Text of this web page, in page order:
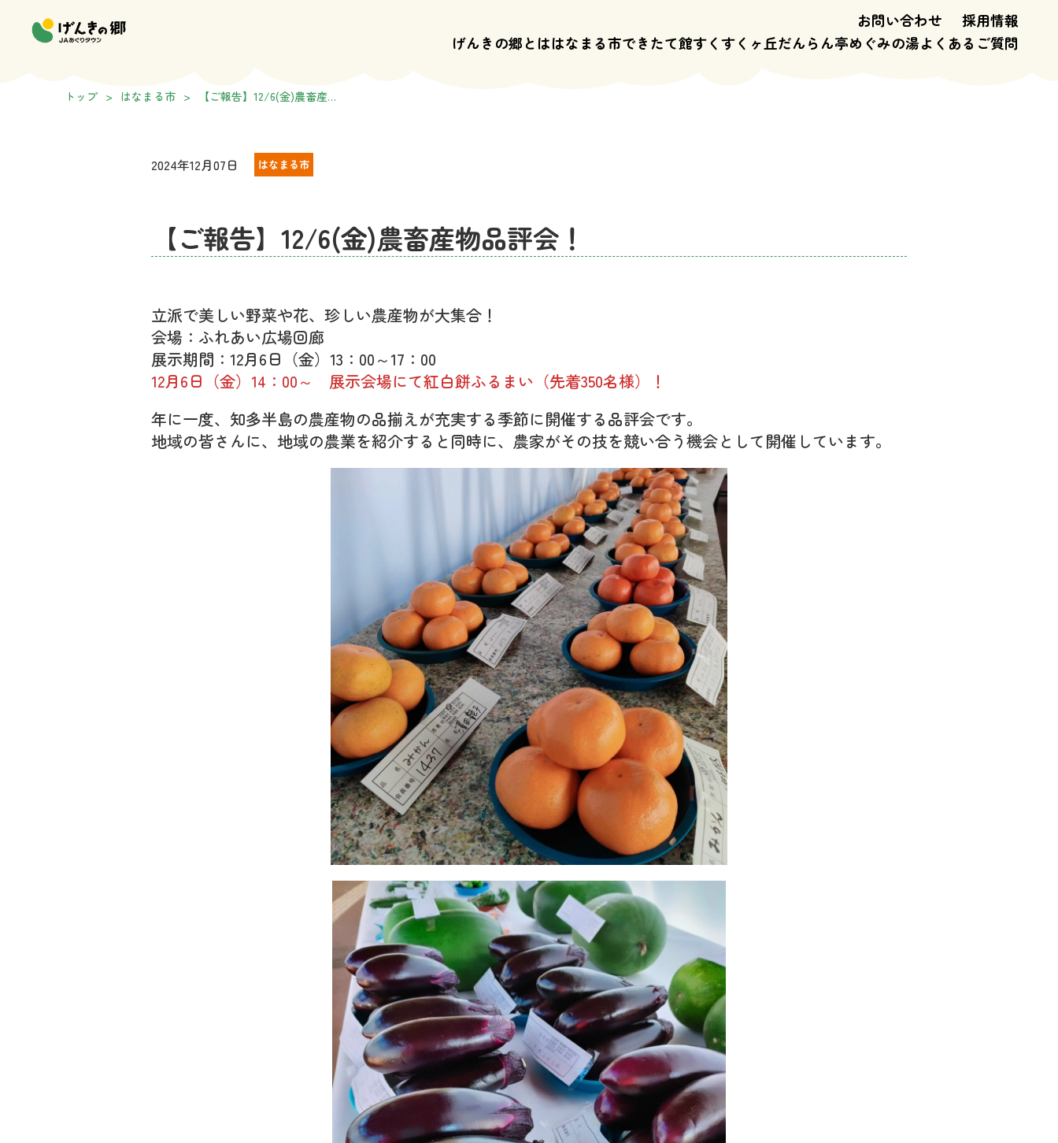
お問い合わせ
採用情報
げんきの郷とははなまる市できたて館すくすくヶ丘だんらん亭めぐみの湯よくあるご質問
トップ > はなまる市 > 【ご報告】12/6(金)農畜産…
2024年12月07日 はなまる市
【ご報告】12/6(金)農畜産物品評会！
立派で美しい野菜や花、珍しい農産物が大集合！
会場：ふれあい広場回廊
展示期間：12月6日（金）13：00～17：00
12月6日（金）14：00～ 展示会場にて紅白餅ふるまい（先着350名様）！
年に一度、知多半島の農産物の品揃えが充実する季節に開催する品評会です。
地域の皆さんに、地域の農業を紹介すると同時に、農家がその技を競い合う機会として開催しています。